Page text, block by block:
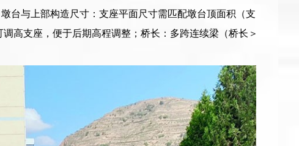
台与上部构造尺寸：支座平面尺寸需匹配墩台顶面积（支
高支座，便于后期高程调整；桥长：多跨连续梁（桥长＞